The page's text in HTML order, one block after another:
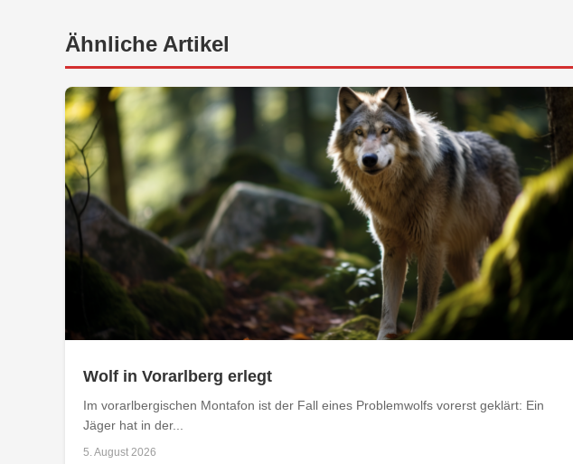
Ähnliche Artikel
Wolf in Vorarlberg erlegt
Im vorarlbergischen Montafon ist der Fall eines Problemwolfs vorerst geklärt: Ein
Jäger hat in der...
5. August 2026